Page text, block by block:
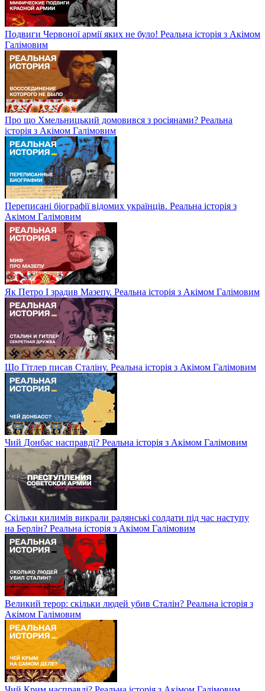
Подвиги Червоної армії яких не було! Реальна історія з Акімом
Галімовим
Про що Хмельницький домовився з росіянами? Реальна
історія з Акімом Галімовим
Переписані біографії відомих українців. Реальна історія з
Акімом Галімовим
Як Петро І зрадив Мазепу. Реальна історія з Акімом Галімовим
Що Гітлер писав Сталіну. Реальна історія з Акімом Галімовим
Чий Донбас насправді? Реальна історія з Акімом Галімовим
Скільки килимів викрали радянські солдати під час наступу
на Берлін? Реальна історія з Акімом Галімовим
Великий терор: скільки людей убив Сталін? Реальна історія з
Акімом Галімовим